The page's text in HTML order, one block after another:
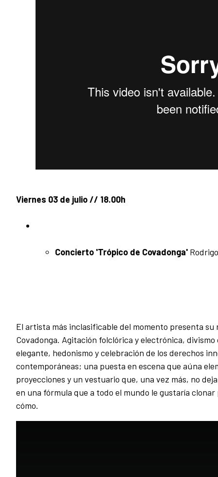
Viernes 03 de julio // 18.00h
Concierto 'Trópico de Covadonga'
El artista más inclasificable del momento presenta
Covadonga. Agitación folclórica y electrónica,
elegante, hedonismo y celebración de los derechos
contemporáneas; una puesta en escena que aúna
proyecciones y un vestuario que, una vez más, no
en una fórmula que a todo el mundo le gustaría
cómo.